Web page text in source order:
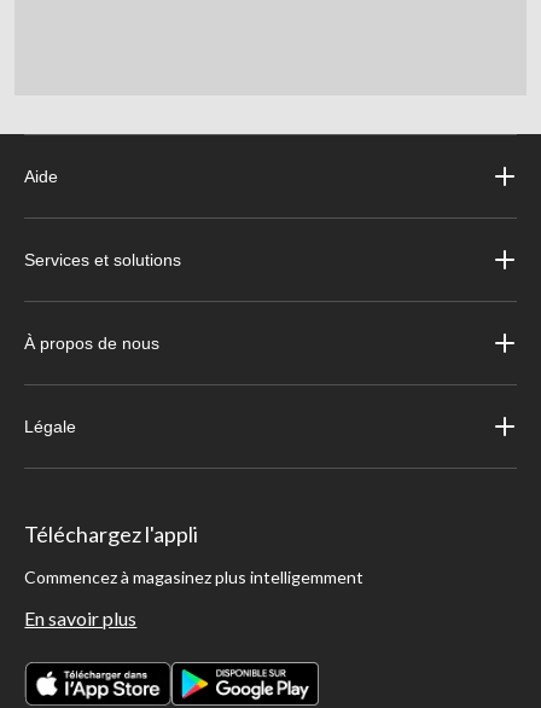
Aide
Services et solutions
À propos de nous
Légale
Téléchargez l'appli
Commencez à magasinez plus intelligemment
En savoir plus